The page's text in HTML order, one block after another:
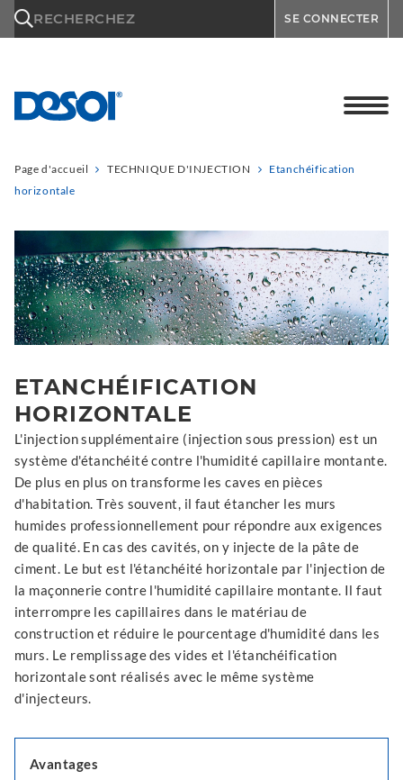
RECHERCHEZ SE CONNECTER
Page d'accueil TECHNIQUE D'INJECTION
Etanchéification
horizontale
ETANCHÉIFICATION
HORIZONTALE
L'injection supplémentaire (injection sous pression) est un
système d'étanchéité contre l'humidité capillaire montante.
De plus en plus on transforme les caves en pièces
d'habitation. Très souvent, il faut étancher les murs
humides professionnellement pour répondre aux exigences
de qualité. En cas des cavités, on y injecte de la pâte de
ciment. Le but est l'étanchéité horizontale par l'injection de
la maçonnerie contre l'humidité capillaire montante. Il faut
interrompre les capillaires dans le matériau de
construction et réduire le pourcentage d'humidité dans les
murs. Le remplissage des vides et l'étanchéification
horizontale sont réalisés avec le même système
d'injecteurs.
Avantages